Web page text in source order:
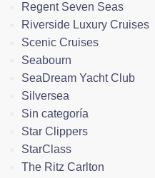
Regent Seven Seas
Riverside Luxury Cruises
Scenic Cruises
Seabourn
SeaDream Yacht Club
Silversea
Sin categoría
Star Clippers
StarClass
The Ritz Carlton